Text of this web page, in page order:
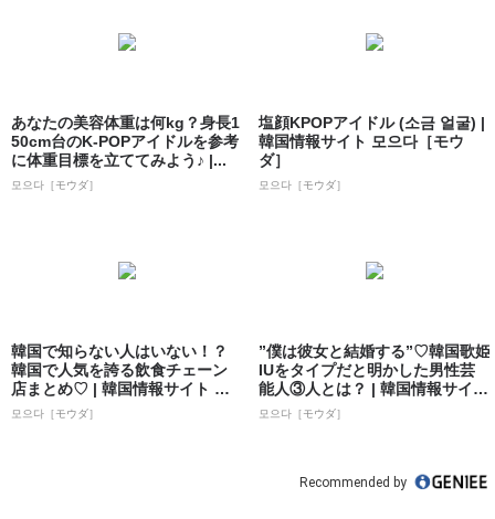
あなたの美容体重は何kg？身長1
50cm台のK-POPアイドルを参考
に体重目標を立ててみよう♪ |...
모으다［モウダ］
塩顔KPOPアイドル (소금 얼굴) |
韓国情報サイト 모으다［モウ
ダ］
모으다［モウダ］
韓国で知らない人はいない！？
韓国で人気を誇る飲食チェーン
店まとめ♡ | 韓国情報サイト 모
으다［モ...
모으다［モウダ］
”僕は彼女と結婚する”♡韓国歌姫
IUをタイプだと明かした男性芸
能人③人とは？ | 韓国情報サイト
...
모으다［モウダ］
Recommended by